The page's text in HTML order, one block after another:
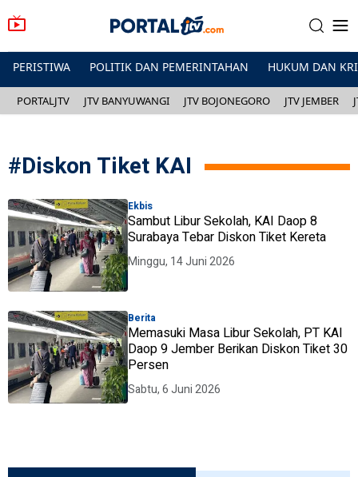
PERISTIWA POLITIK DAN PEMERINTAHAN HUKUM DAN
PORTALJTV JTV BANYUWANGI JTV BOJONEGORO JTV JEMBER
#Diskon Tiket KAI
Ekbis
Sambut Libur Sekolah, KAI Daop 8
Surabaya Tebar Diskon Tiket Kereta
Minggu, 14 Juni 2026
Berita
Memasuki Masa Libur Sekolah, PT KAI
Daop 9 Jember Berikan Diskon Tiket 30
Persen
Sabtu, 6 Juni 2026